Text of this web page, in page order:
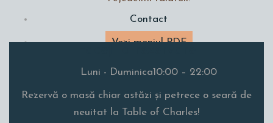
Contact
Vezi meniul PDF
Luni - Duminica10:00 – 22:00
Rezervă o masă chiar astăzi și petrece o seară de
neuitat la Table of Charles!